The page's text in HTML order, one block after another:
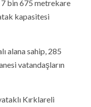
7 bin 675 metrekare
kapasitesi
alana sahip, 285
vatandaşların
Kırklareli